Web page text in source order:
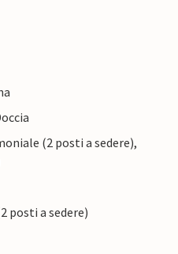
(2 posti a sedere),
posti a sedere)